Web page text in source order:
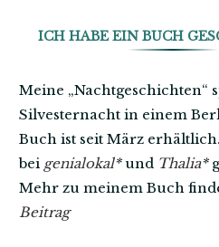
ICH HABE EIN BUCH
Meine „Nachtgeschichten“
Silvesternacht in einem
Buch ist seit März
bei genialokal*und Thalia*
Mehr zu meinem Buch
Beitrag